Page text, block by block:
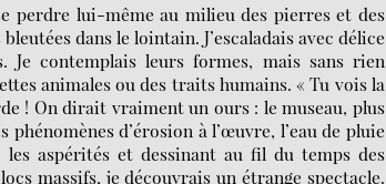
perdre lui-même au milieu des pierres et des
dans le lointain. J’escaladais avec délice
Je contemplais leurs formes, mais sans rien
animales ou des traits humains. « Tu vois la
! On dirait vraiment un ours : le museau, plus
d’érosion à l’œuvre, l’eau de pluie
les aspérités et dessinant au fil du temps des
massifs, je découvrais un étrange spectacle.